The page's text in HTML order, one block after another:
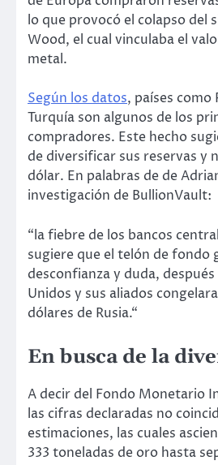
lo que provocó el colapso del
Wood, el cual vinculaba el
metal.
Según los datos, países como
Turquía son algunos de los
compradores. Este hecho
de diversificar sus reservas y
dólar. En palabras de de
investigación de BullionVault:
“la fiebre de los bancos
sugiere que el telón de fondo
desconfianza y duda,
Unidos y sus aliados
dólares de Rusia.“
En busca de la
A decir del Fondo Monetario
las cifras declaradas no
estimaciones, las cuales
333 toneladas de oro hasta